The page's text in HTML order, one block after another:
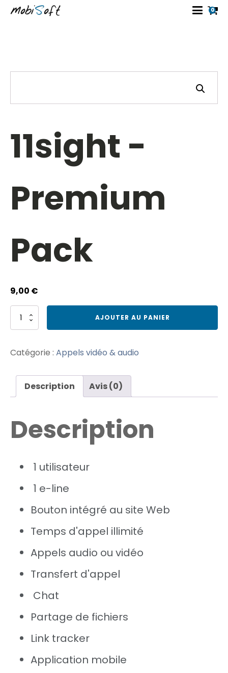
0
11sight -
Premium
Pack
9,00 €
quantité
Premium
AJOUTER AU PANIER
Catégorie : Appels vidéo & audio
Description Avis (0)
Description
1 utilisateur
1 e-line
Bouton intégré au site Web
Temps d'appel illimité
Appels audio ou vidéo
Transfert d'appel
Chat
Partage de fichiers
Link tracker
Application mobile